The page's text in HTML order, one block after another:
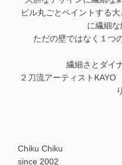
ビル丸ごとペイントする
に繊細な
ただの壁ではなく１つ
繊細さとダイ
２刀流アーティスト
Chiku Chiku
since 2002